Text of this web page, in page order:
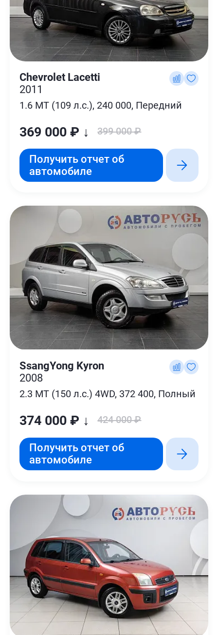
Chevrolet Lacetti
2011
1.6 MT (109 л.с.), 240 000, Передний
369 000 ₽ ↓ 399 000 ₽
Получить отчет об
автомобиле
SsangYong Kyron
2008
2.3 MT (150 л.с.) 4WD, 372 400, Полный
374 000 ₽ ↓ 424 000 ₽
Получить отчет об
автомобиле